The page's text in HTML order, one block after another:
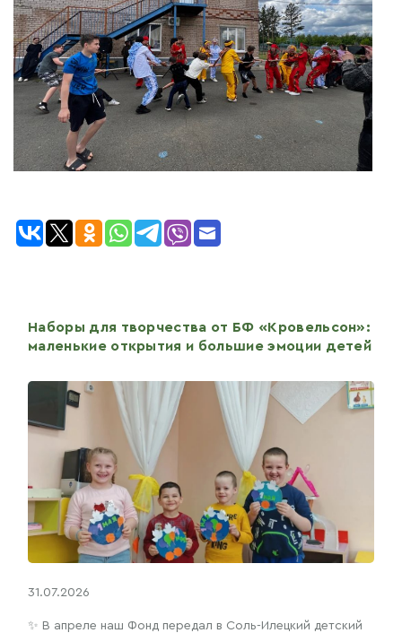
Наборы для творчества от БФ «Кровельсон»:
маленькие открытия и большие эмоции детей
31.07.2026
✨ В апреле наш Фонд передал в Соль-Илецкий детский